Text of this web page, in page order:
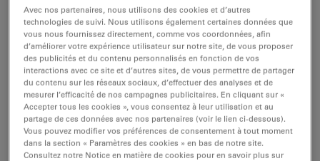
Full well capacity > 15.000 electrons (e-) typical
Color filter RGB Bayer mask
Exposure time 4 μsec - 200 sec*
Bit depth 8 bit / 12 bit
Avec nos partenaires, nous utilisons des cookies et d’autres
technologies de suivi. Nous utilisons également certaines données que
vous nous fournissez directement, comme vos coordonnées, afin
d’améliorer votre expérience utilisateur sur notre site, de vous proposer
des publicités et du contenu personnalisés en fonction de vos
interactions avec ce site et d’autres sites, de vous permettre de partager
du contenu sur les réseaux sociaux, d’effectuer des analyses et de
mesurer l’efficacité de nos campagnes publicitaires. En cliquant sur «
Accepter tous les cookies », vous consentez à leur utilisation et au
partage de ces données avec nos partenaires (voir le lien ci-dessous).
Vous pouvez modifier vos préférences de consentement à tout moment
dans la section « Paramètres des cookies » en bas de notre site.
Consultez notre Notice en matière de cookies pour en savoir plus sur